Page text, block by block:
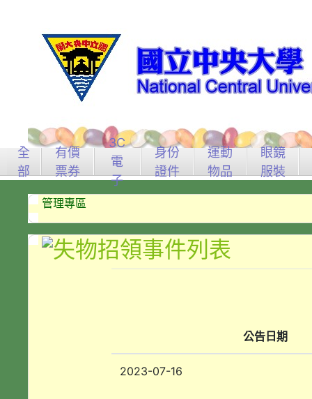
全
部
有價
票券
3C
電
子
身份
證件
運動
物品
眼鏡
服裝
管理專區
公告日期
2023-07-16